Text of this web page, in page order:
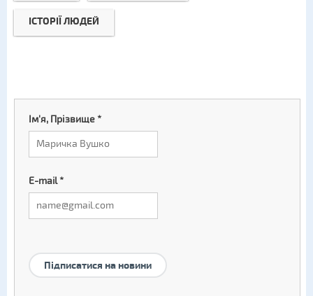
ІСТОРІЇ ЛЮДЕЙ
Ім'я, Прізвище*
E-mail*
Підписатися на новини